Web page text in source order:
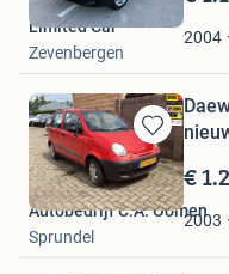
Mijn
Favorieten2004
Limited Car
Zevenbergen
Bewaren
in
Mijn
Favorieten
€
2003
Autobedrijf C.A. Oomen
Sprundel